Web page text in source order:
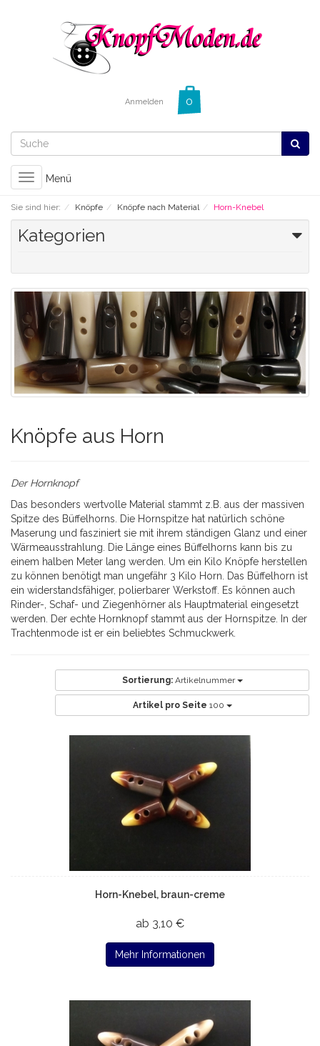
Anmelden
Toggle
navigation
Menü
Sie sind hier: Knöpfe Knöpfe nach Material Horn-Knebel
Kategorien
Knöpfe aus Horn
Der Hornknopf
Das besonders wertvolle Material stammt z.B. aus der massiven
Spitze des Büffelhorns. Die Hornspitze hat natürlich schöne
Maserung und fasziniert sie mit ihrem ständigen Glanz und einer
Wärmeausstrahlung. Die Länge eines Büffelhorns kann bis zu
einem halben Meter lang werden. Um ein Kilo Knöpfe herstellen
zu können benötigt man ungefähr 3 Kilo Horn. Das Büffelhorn ist
ein widerstandsfähiger, polierbarer Werkstoff. Es können auch
Rinder-, Schaf- und Ziegenhörner als Hauptmaterial eingesetzt
werden. Der echte Hornknopf stammt aus der Hornspitze. In der
Trachtenmode ist er ein beliebtes Schmuckwerk.
Sortierung: Artikelnummer
Artikel pro Seite 100
Horn-Knebel, braun-creme
ab 3,10 €
Mehr Informationen